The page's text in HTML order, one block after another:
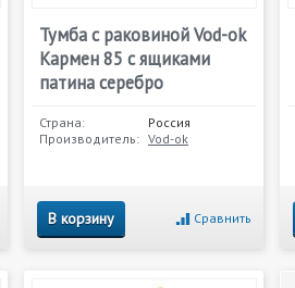
Тумба с раковиной Vod-ok
Кармен 85 с ящиками
патина серебро
Страна:
Россия
Производитель: Vod-ok
В корзину Сравнить